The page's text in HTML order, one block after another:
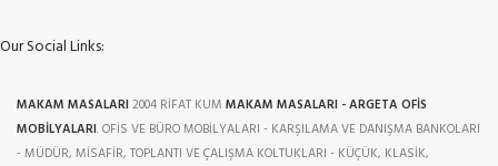
Our Social Links:
MAKAM MASALARI 2004 RİFAT KUM MAKAM MASALARI - ARGETA OFİS
MOBİLYALARI. OFİS VE BÜRO MOBİLYALARI - KARŞILAMA VE DANIŞMA BANKOLARI
- MÜDÜR, MİSAFİR, TOPLANTI VE ÇALIŞMA KOLTUKLARI - KÜÇÜK, KLASİK,